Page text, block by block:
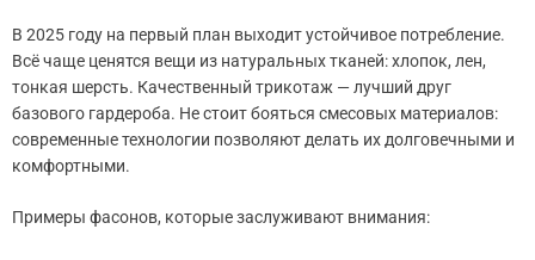
В 2025 году на первый план выходит устойчивое потребление.
Всё чаще ценятся вещи из натуральных тканей: хлопок, лен,
тонкая шерсть. Качественный трикотаж — лучший друг
базового гардероба. Не стоит бояться смесовых материалов:
современные технологии позволяют делать их долговечными и
комфортными.
Примеры фасонов, которые заслуживают внимания: